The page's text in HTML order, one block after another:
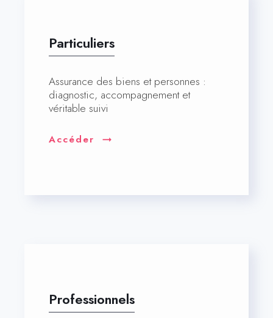
Particuliers
Assurance des biens et personnes :
diagnostic, accompagnement et
véritable suivi
Accéder
Professionnels